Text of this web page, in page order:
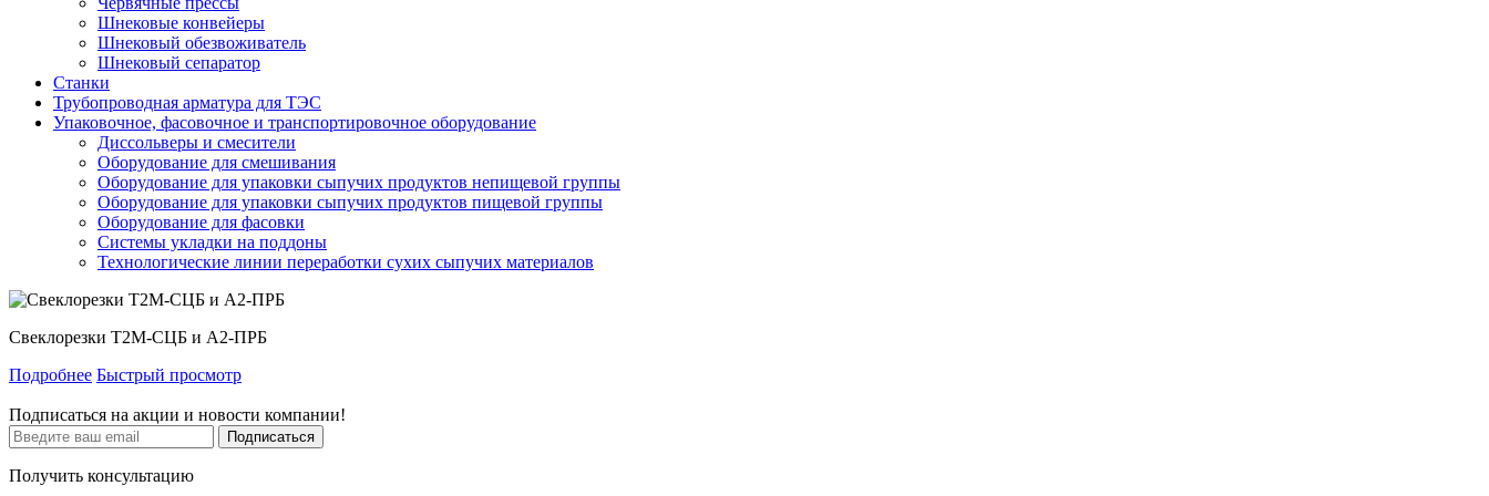
Шнековые конвейеры
Шнековый обезвоживатель
Шнековый сепаратор
Станки
Трубопроводная арматура для ТЭС
Упаковочное, фасовочное и транспортировочное оборудование
Диссольверы и смесители
Оборудование для смешивания
Оборудование для упаковки сыпучих продуктов непищевой группы
Оборудование для упаковки сыпучих продуктов пищевой группы
Оборудование для фасовки
Системы укладки на поддоны
Технологические линии переработки сухих сыпучих материалов
Свеклорезки Т2М-СЦБ и А2-ПРБ
Подробнее Быстрый просмотр
Подписаться на акции и новости компании!
Подписаться
Получить консультацию